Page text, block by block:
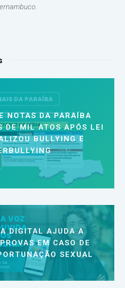
NOTAS DA PARAÍBA
DE MIL ATOS APÓS LEI
BULLYING E
DIGITAL AJUDA A
EM CASO DE
SEXUAL